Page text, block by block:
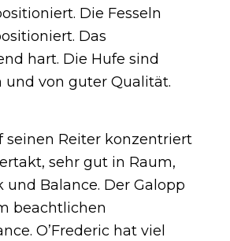
Die Fesseln
Das
hart. Die Hufe sind
von guter Qualität.
seinen Reiter konzentriert
sehr gut in Raum,
Balance. Der Galopp
beachtlichen
O’Frederic hat viel